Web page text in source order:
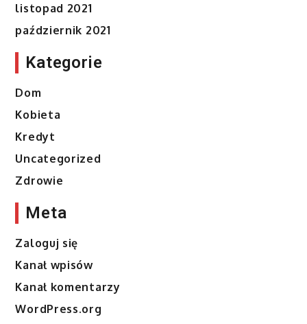
listopad 2021
październik 2021
Kategorie
Dom
Kobieta
Kredyt
Uncategorized
Zdrowie
Meta
Zaloguj się
Kanał wpisów
Kanał komentarzy
WordPress.org